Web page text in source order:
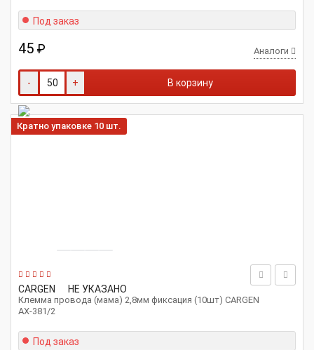
Под заказ
45 ₽ Аналоги
- + В корзину
CARGEN НЕ УКАЗАНО
Клемма провода (мама) 2,8мм фиксация (10шт) CARGEN
АХ-381/2
Кратно упаковке 10 шт.
Под заказ